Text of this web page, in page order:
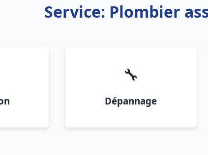
Service: Plombier
🔧
Dépannage